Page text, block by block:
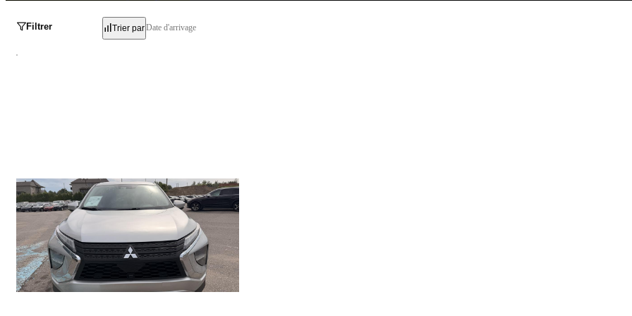
Filtrer Trier parDate d'arrivage
Mitsubishi Eclipse Cross
SE AWD 2023
85 182 km
23 995 $
Stock KCSPA0464 / NIV 608262